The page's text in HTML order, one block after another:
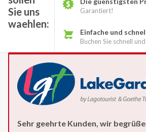
Sie uns
waehlen:
Garantiert!
Einfache und
Buchen Sie schnell
Sehr geehrte Kunden, wir